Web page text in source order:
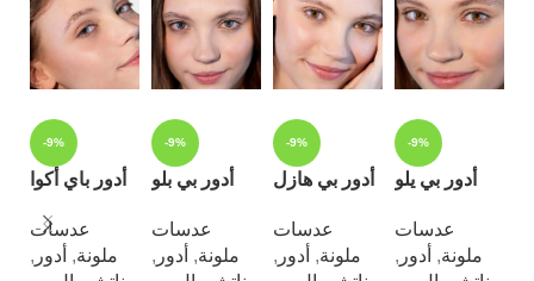
-9%
أدور باي أكوا
عدسات
ملونة, أدور ,
-9%
أدور بي بلو
عدسات
ملونة, أدور ,
-9%
أدور بي هازل
عدسات
ملونة, أدور ,
-9%
أدور بي يلو
عدسات
ملونة, أدور ,